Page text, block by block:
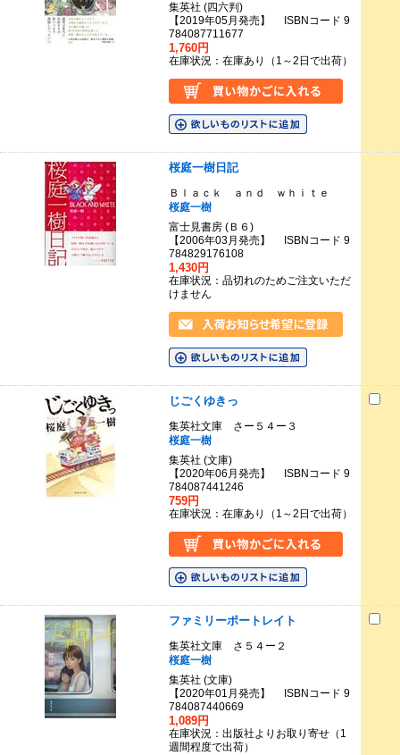
集英社 (四六判)
【2019年05月発売】 ISBNコード 9
784087711677
1,760円
在庫状況：在庫あり（1～2日で出荷）
桜庭一樹日記
Ｂｌａｃｋ ａｎｄ ｗｈｉｔｅ
桜庭一樹
富士見書房 (Ｂ６)
【2006年03月発売】 ISBNコード 9
784829176108
1,430円
在庫状況：品切れのためご注文いただ
けません
じごくゆきっ
集英社文庫 さー５４ー３
桜庭一樹
集英社 (文庫)
【2020年06月発売】 ISBNコード 9
784087441246
759円
在庫状況：在庫あり（1～2日で出荷）
ファミリーポートレイト
集英社文庫 さ５４ー２
桜庭一樹
集英社 (文庫)
【2020年01月発売】 ISBNコード 9
784087440669
1,089円
在庫状況：出版社よりお取り寄せ（1
週間程度で出荷）